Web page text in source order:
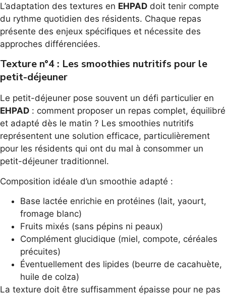
L’adaptation des textures en EHPAD doit tenir compte
du rythme quotidien des résidents. Chaque repas
présente des enjeux spécifiques et nécessite des
approches différenciées.
Texture n°4 : Les smoothies nutritifs pour le
petit-déjeuner
Le petit-déjeuner pose souvent un défi particulier en
EHPAD : comment proposer un repas complet, équilibré
et adapté dès le matin ? Les smoothies nutritifs
représentent une solution efficace, particulièrement
pour les résidents qui ont du mal à consommer un
petit-déjeuner traditionnel.
Composition idéale d’un smoothie adapté :
Base lactée enrichie en protéines (lait, yaourt,
fromage blanc)
Fruits mixés (sans pépins ni peaux)
Complément glucidique (miel, compote, céréales
précuites)
Éventuellement des lipides (beurre de cacahuète,
huile de colza)
La texture doit être suffisamment épaisse pour ne pas